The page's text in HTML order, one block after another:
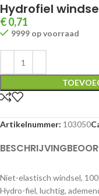
Hydrofiel
€0,71
9999 op voorraad
Artikelnummer: 103050
BESCHRIJVING
Niet-elastisch windsel,
Hydro-fiel, luchtig,